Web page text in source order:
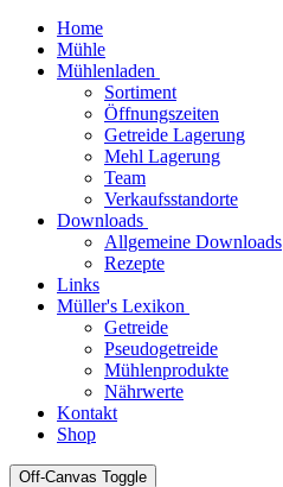
Home
Mühle
Mühlenladen
Sortiment
Öffnungszeiten
Getreide Lagerung
Mehl Lagerung
Team
Verkaufsstandorte
Downloads
Allgemeine Downloads
Rezepte
Links
Müller's Lexikon
Getreide
Pseudogetreide
Mühlenprodukte
Nährwerte
Kontakt
Shop
Off-Canvas Toggle